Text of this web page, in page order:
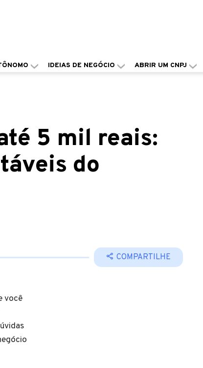
IDEIAS DE NEGÓCIO ABRIR UM CNPJ
5 mil reais:
do
COMPARTILHE
você